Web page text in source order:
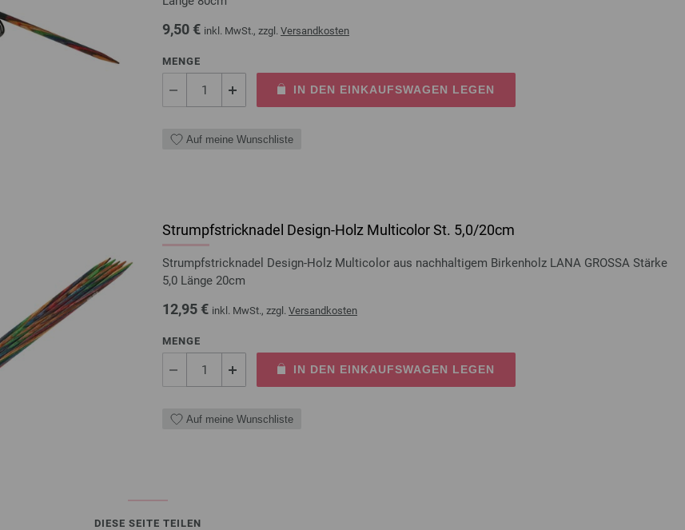
9,50 € inkl. MwSt., zzgl. Versandkosten
MENGE
IN DEN EINKAUFSWAGEN LEGEN
Auf meine Wunschliste
Strumpfstricknadel Design-Holz Multicolor St. 5,0/20cm
Strumpfstricknadel Design-Holz Multicolor aus nachhaltigem Birkenholz LANA GROSSA Stärke
5,0 Länge 20cm
12,95 € inkl. MwSt., zzgl. Versandkosten
MENGE
IN DEN EINKAUFSWAGEN LEGEN
Auf meine Wunschliste
DIESE SEITE TEILEN